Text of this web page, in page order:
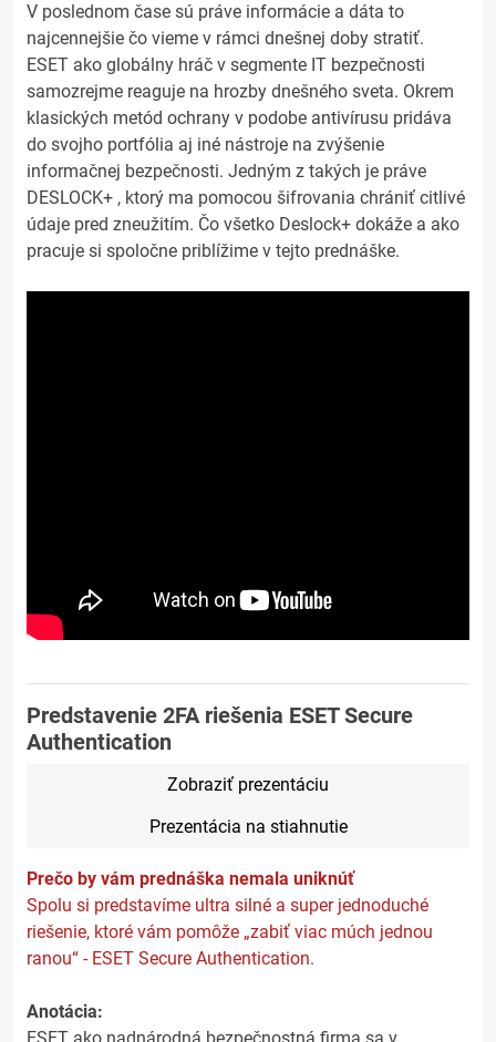
V poslednom čase sú práve informácie a dáta to
najcennejšie čo vieme v rámci dnešnej doby stratiť.
ESET ako globálny hráč v segmente IT bezpečnosti
samozrejme reaguje na hrozby dnešného sveta. Okrem
klasických metód ochrany v podobe antivírusu pridáva
do svojho portfólia aj iné nástroje na zvýšenie
informačnej bezpečnosti. Jedným z takých je práve
DESLOCK+ , ktorý ma pomocou šifrovania chrániť citlivé
údaje pred zneužitím. Čo všetko Deslock+ dokáže a ako
pracuje si spoločne priblížime v tejto prednáške.
Predstavenie 2FA riešenia ESET Secure
Authentication
Zobraziť prezentáciu
Prezentácia na stiahnutie
Prečo by vám prednáška nemala uniknúť
Spolu si predstavíme ultra silné a super jednoduché
riešenie, ktoré vám pomôže „zabiť viac múch jednou
ranou“ - ESET Secure Authentication.
Anotácia: